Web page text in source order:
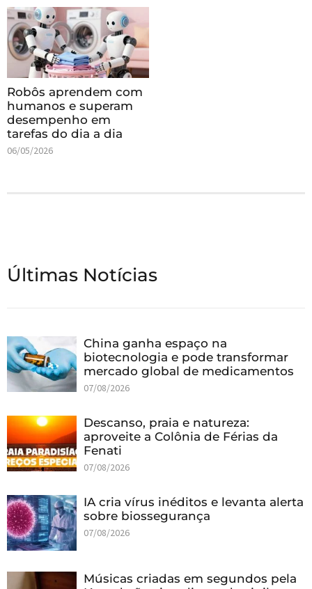
Robôs aprendem com
humanos e superam
desempenho em
tarefas do dia a dia
06/05/2026
Últimas Notícias
China ganha espaço na
biotecnologia e pode transformar
mercado global de medicamentos
07/08/2026
Descanso, praia e natureza:
aproveite a Colônia de Férias da
Fenati
07/08/2026
IA cria vírus inéditos e levanta alerta
sobre biossegurança
07/08/2026
Músicas criadas em segundos pela